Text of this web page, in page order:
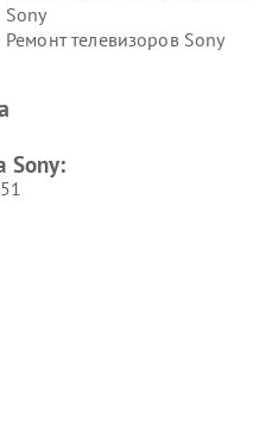
Sony
Ремонт телевизоров Sony
Sony: